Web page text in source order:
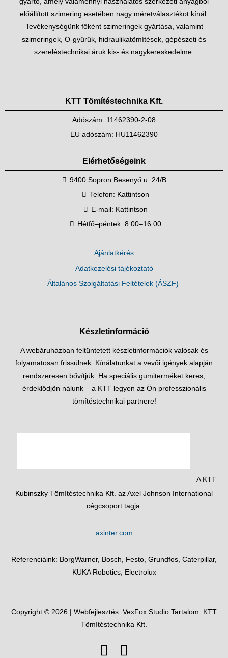
előállított szimering esetében nagy méretválasztékot kínál.
Tevékenységünk főként szimeringek gyártása, valamint
szimeringek, O-gyűrűk, hidraulikatömítések, gépészeti és
szereléstechnikai áruk kis- és nagykereskedelme.
KTT Tömítéstechnika Kft.
Adószám: 11462390-2-08
EU adószám: HU11462390
Elérhetőségeink
9400 Sopron Besenyő u. 24/B.
Telefon: Kattintson
E-mail: Kattintson
Hétfő–péntek: 8.00–16.00
Ajánlatkérés
Adatkezelési tájékoztató
Általános Szolgáltatási Feltételek (ÁSZF)
Készletinformáció
A webáruházban feltüntetett készletinformációk valósak és
folyamatosan frissülnek. Kínálatunkat a vevői igények alapján
rendszeresen bővítjük. Ha speciális gumiterméket keres,
érdeklődjön nálunk – a KTT legyen az Ön professzionális
tömítéstechnikai partnere!
A KTT
Kubinszky Tömítéstechnika Kft. az Axel Johnson International
cégcsoport tagja.
axinter.com
Referenciáink: BorgWarner, Bosch, Festo, Grundfos, Caterpillar,
KUKA Robotics, Electrolux
Copyright © 2026 | Webfejlesztés: VexFox Studio Tartalom: KTT
Tömítéstechnika Kft.